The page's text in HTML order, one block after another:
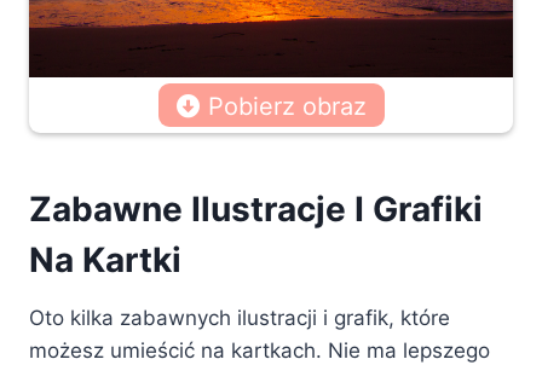
Pobierz obraz
Zabawne Ilustracje I Grafiki
Na Kartki
Oto kilka zabawnych ilustracji i grafik, które
możesz umieścić na kartkach. Nie ma lepszego